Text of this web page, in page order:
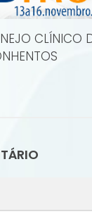
CLÍNICO